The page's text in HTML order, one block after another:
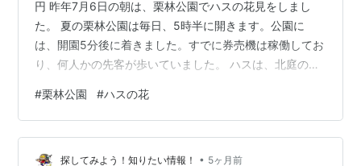
円 昨年7月6日の朝は、栗林公園でハスの花見をしまし
た。 夏の栗林公園は毎日、5時半に開きます。公園に
は、開園5分後に着きました。すでに券売機は稼働してお
り、何人かの先客が歩いていました。 ハスは、北庭の芙
当たる 沼に近づくと、ハスのスゥ～っとした甘い香りが
届きました。花に鼻を近づけることなく、ハスの香りに
包まれたのは、長年の観蓮でも初めてかと思います。ハ
スは、紅白がバランス良く開いています。咲き足も、つ
#栗林公園 #ハスの花
探してみよう！知りたい情報！ • 5ヶ月前